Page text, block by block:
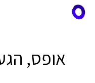
אופס,